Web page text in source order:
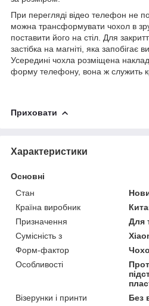
При перегляді відео телефон не
можна трансформувати чохол в
поставити його на стіл. Для
застібка на магніті, яка запобігає
Усередині чохла розміщена
форму телефону, вона ж служить
Приховати
Характеристики
Основні
Стан
Країна виробник
Призначення
Для
Сумісність з
Форм-фактор
Особливості
Візерунки і принти
Без